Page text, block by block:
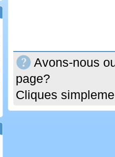
Avons-nous
page?
Cliques